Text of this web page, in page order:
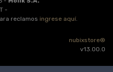
-
reclamos ingrese aquí.
nubixstore®
v13.00.0